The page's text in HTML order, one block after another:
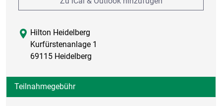
Hilton Heidelberg
Kurfürstenanlage 1
69115 Heidelberg
Teilnahmegebühr